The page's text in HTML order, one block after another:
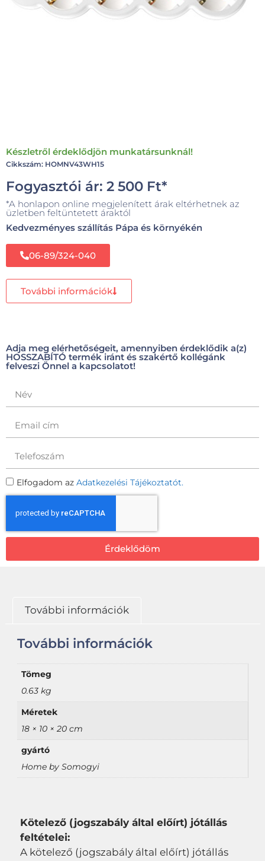
Készletről érdeklődjön munkatársunknál!
Cikkszám: HOMNV43WH15
Fogyasztói ár: 2 500 Ft*
*A honlapon online megjelenített árak eltérhetnek az
üzletben feltüntetett áraktól
Kedvezményes szállítás Pápa és környékén
06-89/324-040
További információk
Adja meg elérhetőségeit, amennyiben érdeklődik a(z)
HOSSZABÍTÓ termék iránt és szakértő kollégánk
felveszi Önnel a kapcsolatot!
Elfogadom az Adatkezelési Tájékoztatót.
Érdeklődöm
További információk
További információk
Tömeg
0.63 kg
Méretek
18 × 10 × 20 cm
gyártó
Home by Somogyi
Kötelező (jogszabály által előírt) jótállás
feltételei:
A kötelező (jogszabály által előírt) jótállás